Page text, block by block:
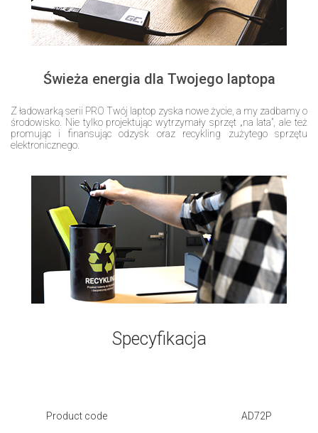
Świeża energia dla Twojego laptopa
Z ładowarką serii PRO Twój laptop zyska nowe życie, a my zadbamy o
środowisko. Nie tylko projektując wytrzymały sprzęt „na lata”, ale też
promując i finansując odzysk oraz recykling zużytego sprzętu
elektronicznego.
Specyfikacja
Product code AD72P